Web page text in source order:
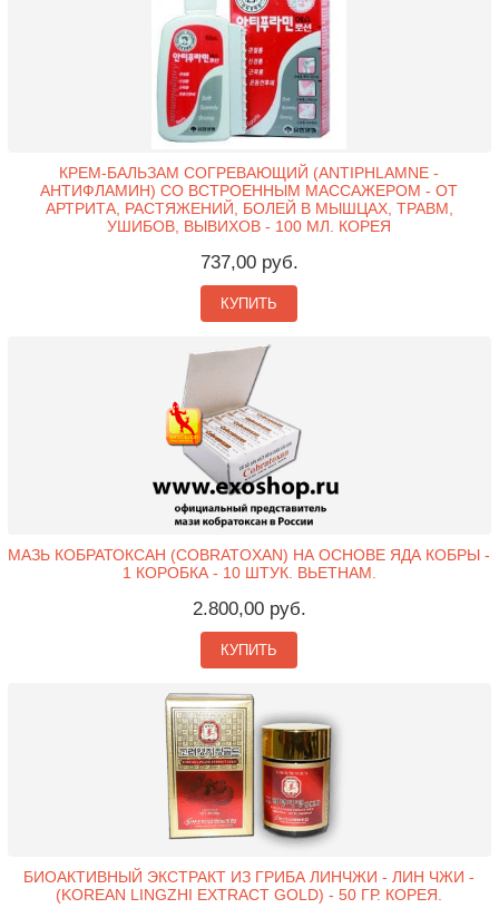
КРЕМ-БАЛЬЗАМ СОГРЕВАЮЩИЙ (ANTIPHLAMNE -
АНТИФЛАМИН) СО ВСТРОЕННЫМ МАССАЖЕРОМ - ОТ
АРТРИТА, РАСТЯЖЕНИЙ, БОЛЕЙ В МЫШЦАХ, ТРАВМ,
УШИБОВ, ВЫВИХОВ - 100 МЛ. КОРЕЯ
737,00 руб.
КУПИТЬ
МАЗЬ КОБРАТОКСАН (COBRATOXAN) НА ОСНОВЕ ЯДА КОБРЫ -
1 КОРОБКА - 10 ШТУК. ВЬЕТНАМ.
2.800,00 руб.
КУПИТЬ
БИОАКТИВНЫЙ ЭКСТРАКТ ИЗ ГРИБА ЛИНЧЖИ - ЛИН ЧЖИ -
(KOREAN LINGZHI EXTRACT GOLD) - 50 ГР. КОРЕЯ.